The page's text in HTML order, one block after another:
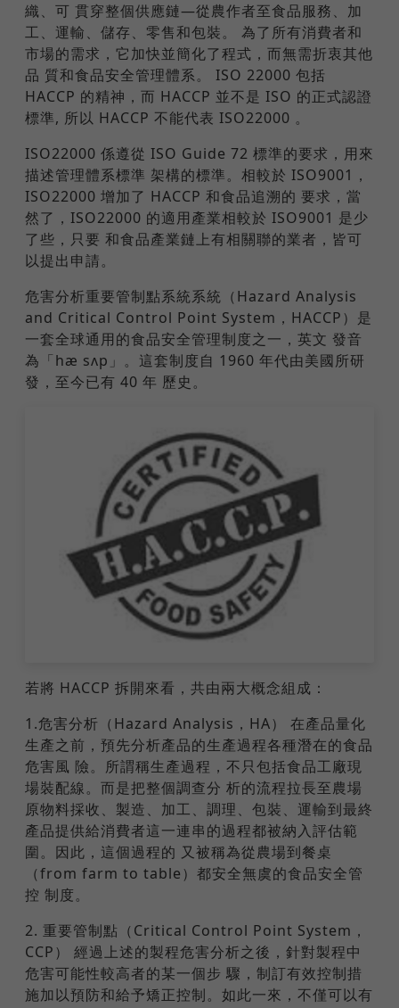
織、可 貫穿整個供應鏈—從農作者至食品服務、加
工、運輸、儲存、零售和包裝。 為了所有消費者和
市場的需求，它加快並簡化了程式，而無需折衷其他
品 質和食品安全管理體系。 ISO 22000 包括
HACCP 的精神，而 HACCP 並不是 ISO 的正式認證
標準, 所以 HACCP 不能代表 ISO22000 。
ISO22000 係遵從 ISO Guide 72 標準的要求，用來
描述管理體系標準 架構的標準。相較於 ISO9001，
ISO22000 增加了 HACCP 和食品追溯的 要求，當
然了，ISO22000 的適用產業相較於 ISO9001 是少
了些，只要 和食品產業鏈上有相關聯的業者，皆可
以提出申請。
危害分析重要管制點系統系統（Hazard Analysis
and Critical Control Point System，HACCP）是
一套全球通用的食品安全管理制度之一，英文 發音
為「hæ sʌp」。這套制度自 1960 年代由美國所研
發，至今已有 40 年 歷史。
若將 HACCP 拆開來看，共由兩大概念組成：
1.危害分析（Hazard Analysis，HA） 在產品量化
生產之前，預先分析產品的生產過程各種潛在的食品
危害風 險。所謂稱生產過程，不只包括食品工廠現
場裝配線。而是把整個調查分 析的流程拉長至農場
原物料採收、製造、加工、調理、包裝、運輸到最終
產品提供給消費者這一連串的過程都被納入評估範
圍。因此，這個過程的 又被稱為從農場到餐桌
（from farm to table）都安全無虞的食品安全管
控 制度。
2. 重要管制點（Critical Control Point System，
CCP） 經過上述的製程危害分析之後，針對製程中
危害可能性較高者的某一個步 驟，制訂有效控制措
施加以預防和給予矯正控制。如此一來，不僅可以有